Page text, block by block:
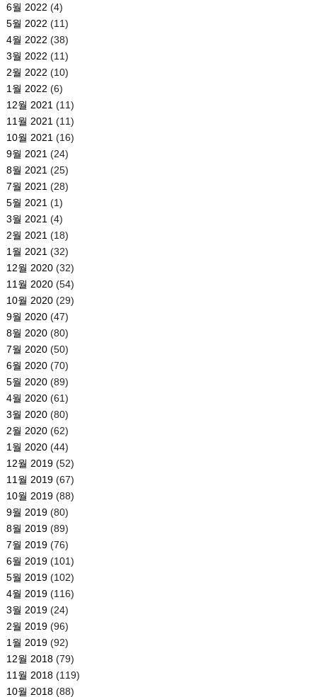
6월 2022 (4)
5월 2022 (11)
4월 2022 (38)
3월 2022 (11)
2월 2022 (10)
1월 2022 (6)
12월 2021 (11)
11월 2021 (11)
10월 2021 (16)
9월 2021 (24)
8월 2021 (25)
7월 2021 (28)
5월 2021 (1)
3월 2021 (4)
2월 2021 (18)
1월 2021 (32)
12월 2020(32)
11월 2020(54)
10월 2020(29)
9월 2020(47)
8월 2020(80)
7월 2020(50)
6월 2020(70)
5월 2020(89)
4월 2020(61)
3월 2020(80)
2월 2020(62)
1월 2020(44)
12월 2019(52)
11월 2019(67)
10월 2019(88)
9월 2019(80)
8월 2019(89)
7월 2019(76)
6월 2019(101)
5월 2019(102)
4월 2019(116)
3월 2019(24)
2월 2019(96)
1월 2019(92)
12월 2018(79)
11월 2018(119)
10월 2018(88)